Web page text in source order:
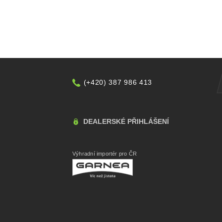
(+420) 387 986 413
DEALERSKÉ PŘIHLÁŠENÍ
Výhradní importér pro ČR